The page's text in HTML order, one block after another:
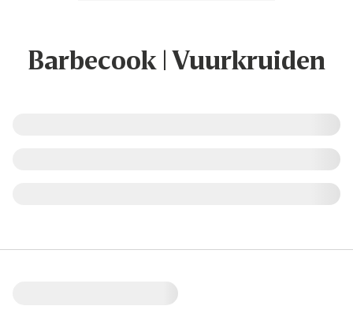
Barbecook | Vuurkruiden